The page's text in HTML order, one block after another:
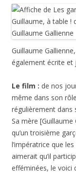
Guillaume
également écrite et
Le film : de nos
même dans son
régulièrement dans
Sa mère
qu’un troisième
l’impératrice que
aimerait qu’il
efféminées, le voici